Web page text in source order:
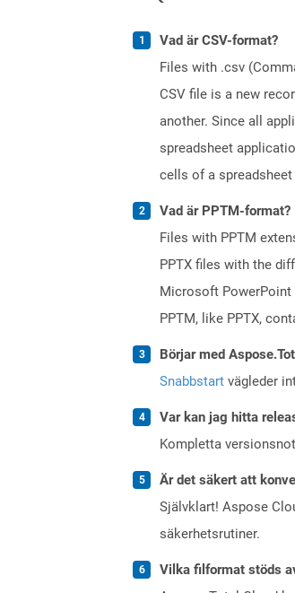
Vad är CSV-format?
Files with .csv
CSV file is a new
another. Since all
spreadsheet
cells of a
Vad är PPTM-format?
Files with PPTM
PPTX files with the
Microsoft PowerPoint
PPTM, like PPTX,
Börjar med
Snabbstart vägleder
Var kan jag hitta
Kompletta
Är det säkert att
Självklart! Aspose
säkerhetsrutiner.
Vilka filformat stöds